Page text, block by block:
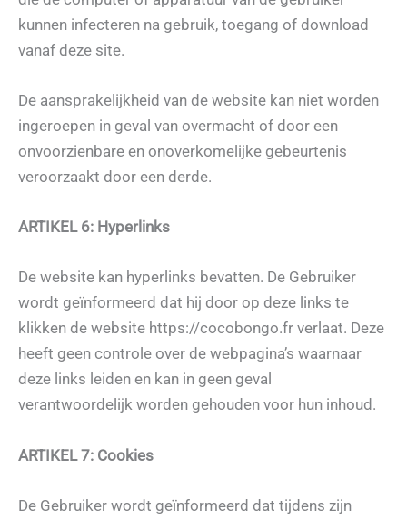
kunnen infecteren na gebruik, toegang of download
vanaf deze site.
De aansprakelijkheid van de website kan niet worden
ingeroepen in geval van overmacht of door een
onvoorzienbare en onoverkomelijke gebeurtenis
veroorzaakt door een derde.
ARTIKEL 6: Hyperlinks
De website kan hyperlinks bevatten. De Gebruiker
wordt geïnformeerd dat hij door op deze links te
klikken de website https://cocobongo.fr verlaat. Deze
heeft geen controle over de webpagina’s waarnaar
deze links leiden en kan in geen geval
verantwoordelijk worden gehouden voor hun inhoud.
ARTIKEL 7: Cookies
De Gebruiker wordt geïnformeerd dat tijdens zijn